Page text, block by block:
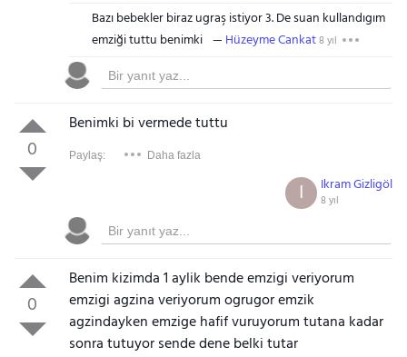
Bazı bebekler biraz ugraş istiyor 3. De suan kullandıgım
emziği tuttu benimki
Hüzeyme Cankat8 yıl
0
Benimki bi vermede tuttu
Paylaş: Daha fazla
Ikram Gizligöl
8 yıl
I
0
Benim kizimda 1 aylik bende emzigi veriyorum
emzigi agzina veriyorum ogrugor emzik
agzindayken emzige hafif vuruyorum tutana kadar
sonra tutuyor sende dene belki tutar